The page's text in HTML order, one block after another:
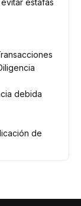
estafas
debida
de